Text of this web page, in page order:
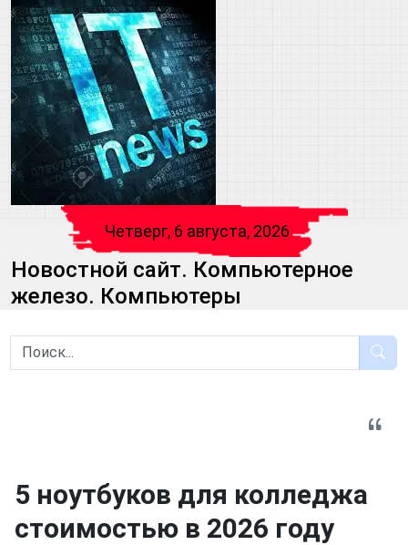
Четверг, 6 августа, 2026
Новостной сайт. Компьютерное
железо. Компьютеры
5 ноутбуков для колледжа
стоимостью в 2026 году